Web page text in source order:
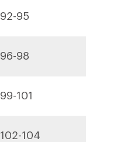
92-95
96-98
99-101
102-104